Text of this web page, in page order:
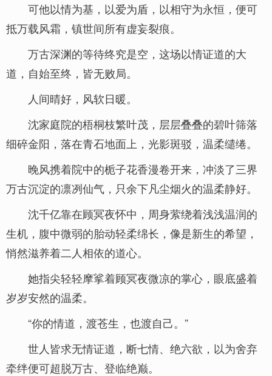
可他以情为基，以爱为盾，以相守为永恒，便可
抵万载风霜，镇世间所有虚妄裂痕。
万古深渊的等待终究是空，这场以情证道的大
道，自始至终，皆无败局。
人间晴好，风软日暖。
沈家庭院的梧桐枝繁叶茂，层层叠叠的碧叶筛落
细碎金阳，落在青石地面上，光影斑驳，温柔缱绻。
晚风携着院中的栀子花香漫卷开来，冲淡了三界
万古沉淀的凛冽仙气，只余下凡尘烟火的温柔静好。
沈千亿靠在顾冥夜怀中，周身萦绕着浅浅温润的
生机，腹中微弱的胎动轻柔绵长，像是新生的希望，
悄然滋养着二人相依的道心。
她指尖轻轻摩挲着顾冥夜微凉的掌心，眼底盛着
岁岁安然的温柔。
“你的情道，渡苍生，也渡自己。”
世人皆求无情证道，断七情、绝六欲，以为舍弃
牵绊便可超脱万古、登临绝巅。